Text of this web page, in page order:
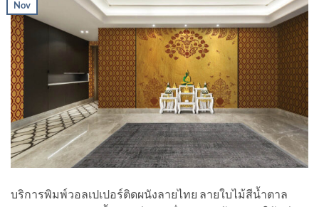
Nov
บริการพิมพ์วอลเปเปอร์ติดผนังลายไทย ลายใบไม้สีน้ำตาล